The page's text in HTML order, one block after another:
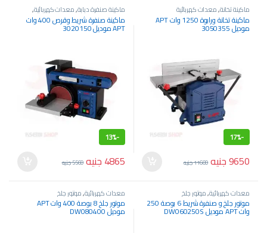
ماكينة تخانة,معدات كهربائية
ماكينة تخانة ورابوة 1250 وات APT
موديل 3050355
-
17%
9650جنيه 11600جنيه
ماكينة صنفرة دبابة,معدات كهربائية,
معدات نجارة ماكينة صنفرة شريط وقرص 400 وات
APT موديل 3020150
-
13%
4865 جنيه 5560جنيه
معدات كهربائية,موتور جلخ
موتور جلخ و صنفرة شريط 6 بوصة 250
وات APT موديل DW060250S
معدات كهربائية,موتور جلخ
موتور جلخ 8 بوصة 400 وات APT
موديل DW080400